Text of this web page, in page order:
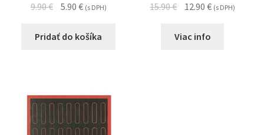
9.90€ 5.90 € (s DPH)
Pridať do košíka
15.90€ 12.90€ (s DPH)
Viac info